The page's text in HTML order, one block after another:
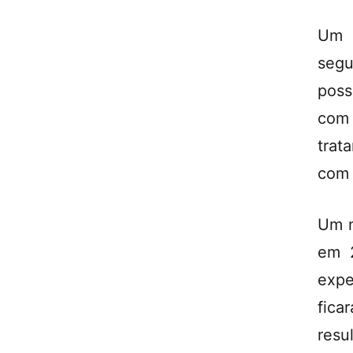
Um
Um
em